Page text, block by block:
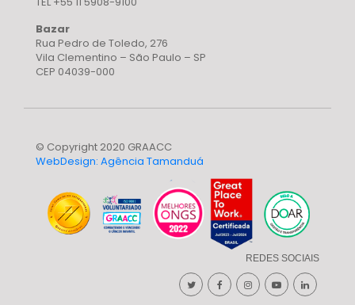
Bazar
Rua Pedro de Toledo, 276
Vila Clementino – São Paulo – SP
CEP 04039-000
© Copyright 2020 GRAACC
WebDesign: Agência Tamanduá
REDES SOCIAIS